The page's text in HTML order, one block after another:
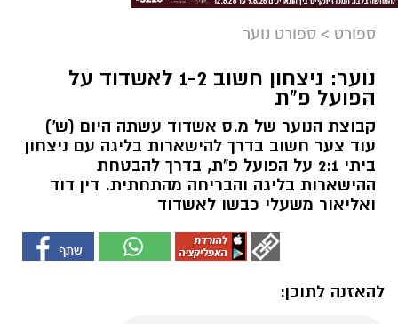
ספורט > ספורט נוער
נוער: ניצחון חשוב 1-2 לאשדוד על
הפועל פ"ת
קבוצת הנוער של מ.ס אשדוד עשתה היום (ש')
עוד צער חשוב בדרך להישארות בליגה עם ניצחון
ביתי 2:1 על הפועל פ"ת, בדרך להבטחת
ההישארות בליגה והבריחה מהתחתית. דין דוד
ואליאור משעלי כבשו לאשדוד
להאזנה לתוכן: